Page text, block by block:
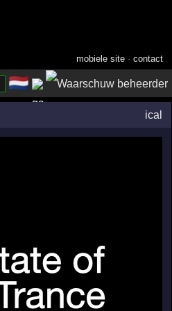
mobiele site ·contact
🇳🇱
ical